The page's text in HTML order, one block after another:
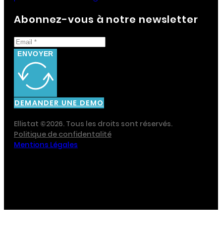
Abonnez-vous à notre newsletter
ENVOYER
DEMANDER UNE DEMO
Ellistat ©2026. Tous les droits sont réservés.
Politique de confidentalité
Mentions Légales